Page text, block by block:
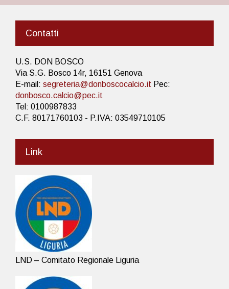
Contatti
U.S. DON BOSCO
Via S.G. Bosco 14r, 16151 Genova
E-mail: segreteria@donboscocalcio.it Pec:
donbosco.calcio@pec.it
Tel: 0100987833
C.F. 80171760103 - P.IVA: 03549710105
Link
LND – Comitato Regionale Liguria